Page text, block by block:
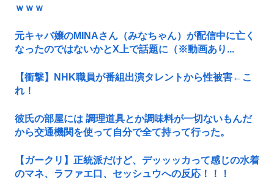
ｗｗｗ
元キャバ嬢のMINAさん（みなちゃん）が配信中に亡く
なったのではないかとX上で話題に（※動画あり...
【衝撃】NHK職員が番組出演タレントから性被害←こ
れ！
彼氏の部屋には 調理道具とか調味料が一切ないもんだ
から交通機関を使って自分で全て持って行った。
【ガークリ】正統派だけど、デッッッカって感じの水着
のマネ、ラファエ口、セッシュウへの反応！！！